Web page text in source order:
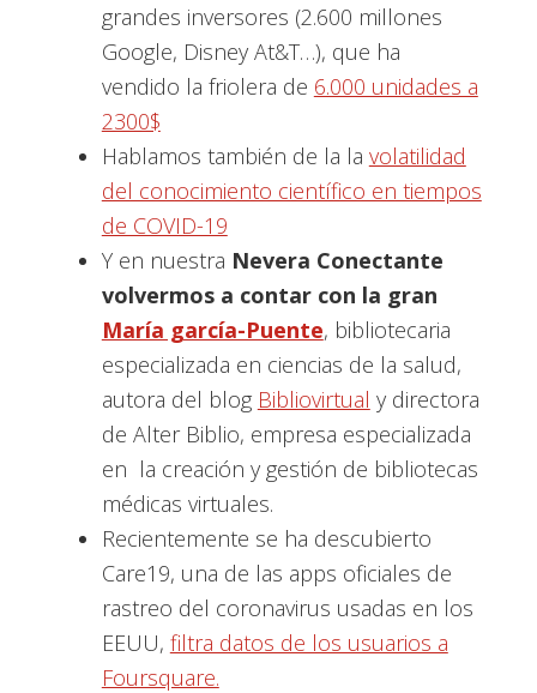
grandes inversores (2.600 millones
Google, Disney At&T…), que ha
vendido la friolera de 6.000 unidades a
2300$
Hablamos también de la la volatilidad
del conocimiento científico en tiempos
de COVID-19
Y en nuestra Nevera Conectante
volvermos a contar con la gran
María garcía-Puente, bibliotecaria
especializada en ciencias de la salud,
autora del blog Bibliovirtual y directora
de Alter Biblio, empresa especializada
en la creación y gestión de bibliotecas
médicas virtuales.
Recientemente se ha descubierto
Care19, una de las apps oficiales de
rastreo del coronavirus usadas en los
EEUU, filtra datos de los usuarios a
Foursquare.